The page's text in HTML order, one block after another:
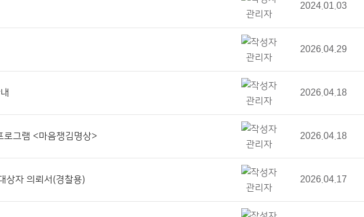
관리자
2024.01.03
관리자
2026.04.29
관리자
2026.04.18
로그램 <마음챙김명상>
관리자
2026.04.18
상자 의뢰서(경찰용)
관리자
2026.04.17